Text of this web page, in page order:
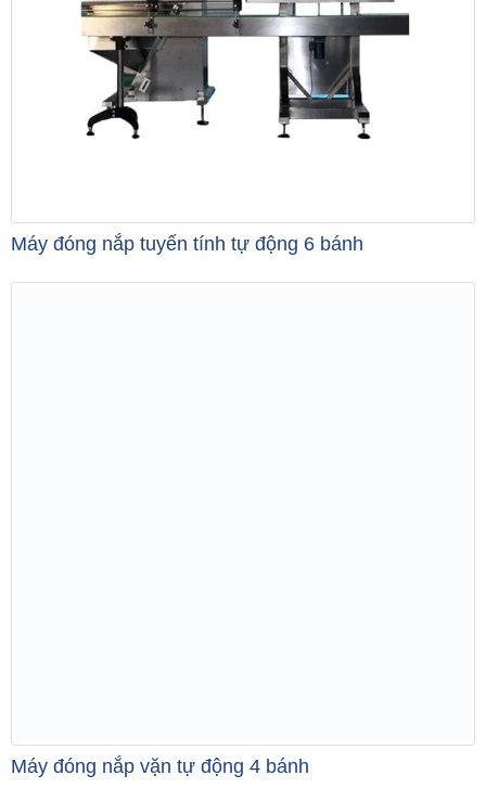
Máy đóng nắp tuyến tính tự động 6 bánh
Máy đóng nắp vặn tự động 4 bánh